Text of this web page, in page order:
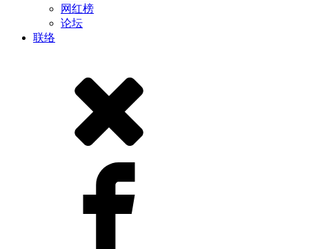
网红榜
论坛
联络